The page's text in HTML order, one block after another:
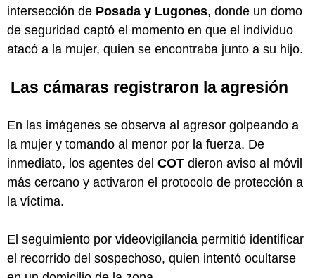
intersección de Posada y Lugones, donde un domo
de seguridad captó el momento en que el individuo
atacó a la mujer, quien se encontraba junto a su hijo.
Las cámaras registraron la agresión
En las imágenes se observa al agresor golpeando a
la mujer y tomando al menor por la fuerza. De
inmediato, los agentes del COT dieron aviso al móvil
más cercano y activaron el protocolo de protección a
la víctima.
El seguimiento por videovigilancia permitió identificar
el recorrido del sospechoso, quien intentó ocultarse